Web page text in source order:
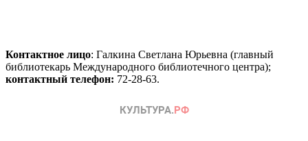
Контактное лицо: Галкина Светлана Юрьевна (главный
библиотекарь Международного библиотечного центра);
контактный телефон: 72-28-63.